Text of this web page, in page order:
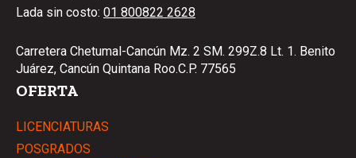
Lada sin costo: 01 800822 2628
Carretera Chetumal-Cancún Mz. 2 SM. 299Z.8 Lt. 1. Benito
Juárez, Cancún Quintana Roo.C.P. 77565
OFERTA
LICENCIATURAS
POSGRADOS